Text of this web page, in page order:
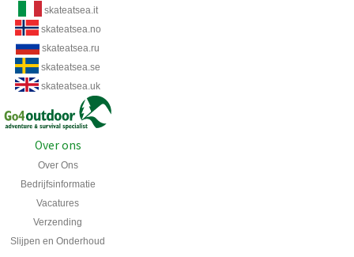
skateatsea.it
skateatsea.no
skateatsea.ru
skateatsea.se
skateatsea.uk
Over ons
Over Ons
Bedrijfsinformatie
Vacatures
Verzending
Slijpen en Onderhoud